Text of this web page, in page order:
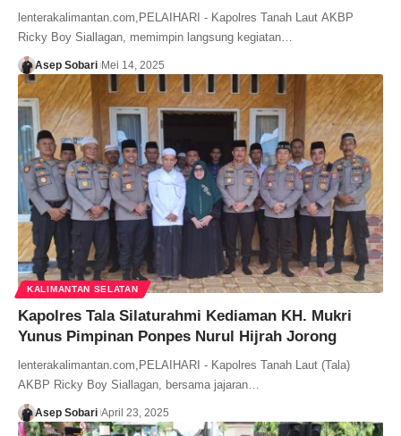
lenterakalimantan.com,PELAIHARI - Kapolres Tanah Laut AKBP
Ricky Boy Siallagan, memimpin langsung kegiatan…
Asep Sobari Mei 14, 2025
KALIMANTAN SELATAN
Kapolres Tala Silaturahmi Kediaman KH. Mukri
Yunus Pimpinan Ponpes Nurul Hijrah Jorong
lenterakalimantan.com,PELAIHARI - Kapolres Tanah Laut (Tala)
AKBP Ricky Boy Siallagan, bersama jajaran…
Asep Sobari April 23, 2025